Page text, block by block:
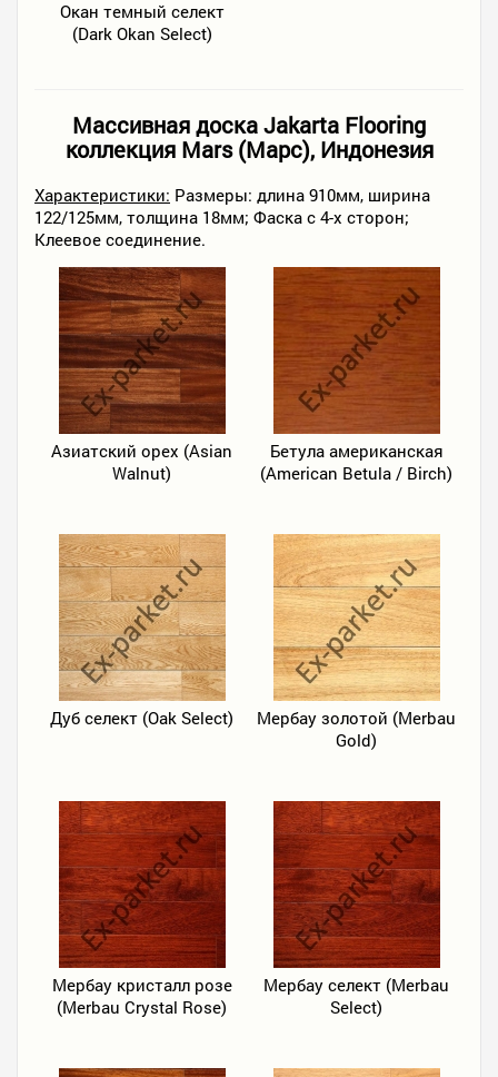
Окан темный селект
(Dark Okan Select)
Массивная доска Jakarta Flooring
коллекция Mars (Марс), Индонезия
Характеристики: Размеры: длина 910мм, ширина
122/125мм, толщина 18мм; Фаска с 4-х сторон;
Клеевое соединение.
Азиатский орех (Asian
Walnut)
Бетула американская
(American Betula / Birch)
Дуб селект (Oak Select)
Мербау золотой (Merbau
Gold)
Мербау кристалл розе
(Merbau Crystal Rose)
Мербау селект (Merbau
Select)